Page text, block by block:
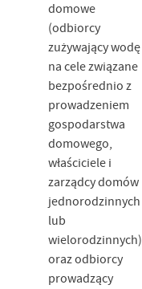
domowe
(odbiorcy
zużywający wodę
na cele związane
bezpośrednio z
prowadzeniem
gospodarstwa
domowego,
właściciele i
zarządcy domów
jednorodzinnych
lub
wielorodzinnych)
oraz odbiorcy
prowadzący